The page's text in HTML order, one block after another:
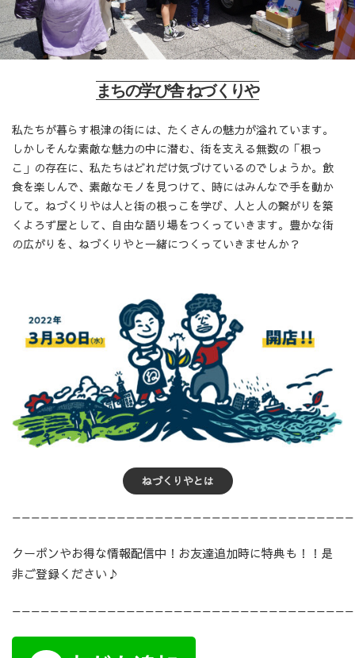
まちの学び舎 ねづくりや
私たちが暮らす根津の街には、たくさんの魅力が溢れています。
しかしそんな素敵な魅力の中に潜む、街を支える無数の「根っ
こ」の存在に、私たちはどれだけ気づけているのでしょうか。飲
食を楽しんで、素敵なモノを見つけて、時にはみんなで手を動か
して。ねづくりやは人と街の根っこを学び、人と人の繋がりを築
くよろず屋として、自由な語り場をつくっていきます。豊かな街
の広がりを、ねづくりやと一緒につくっていきませんか？
ねづくりやとは
クーポンやお得な情報配信中！お友達追加時に特典も！！是
非ご登録ください♪